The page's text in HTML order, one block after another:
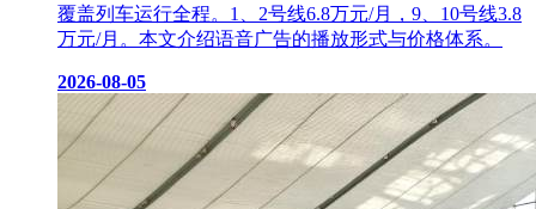
覆盖列车运行全程。1、2号线6.8万元/月，9、10号线3.8
万元/月。本文介绍语音广告的播放形式与价格体系。
2026-08-05